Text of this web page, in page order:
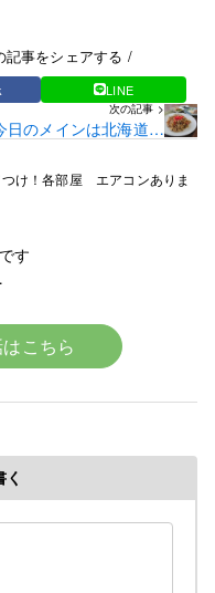
記事をシェアする /
LINE
次の記事 >
日のメインは北海道産
け！各部屋 エアコンありま
す
泊なども受け付けており
23-1393です。
入により
こちら